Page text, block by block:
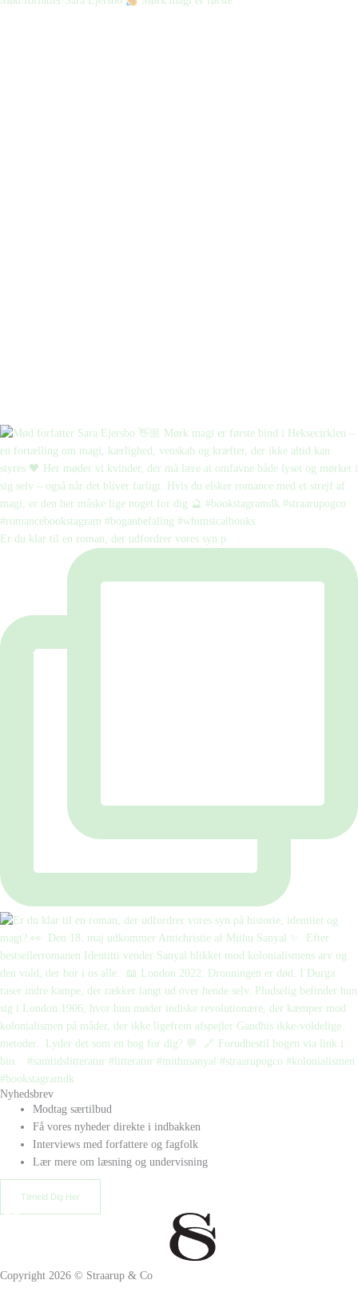
Er du klar til en roman, der udfordrer vores syn p
Nyhedsbrev
Modtag særtilbud
Få vores nyheder direkte i indbakken
Interviews med forfattere og fagfolk
Lær mere om læsning og undervisning
Tilmeld Dig Her
Copyright 2026 © Straarup & Co